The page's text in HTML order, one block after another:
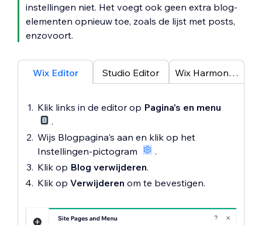
instellingen niet. Het voegt ook geen extra blog-
elementen opnieuw toe, zoals de lijst met posts,
enzovoort.
Wix Editor Studio Editor Wix Harmony-editor
Klik links in de editor op Pagina's en menu
.
Wijs Blogpagina's aan en klik op het
Instellingen-pictogram
.
Klik op Blog verwijderen.
Klik op Verwijderen om te bevestigen.